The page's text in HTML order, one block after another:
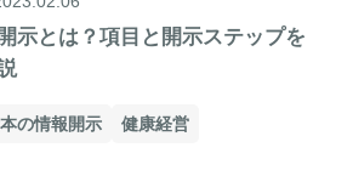
示とは？項目と開示ステップを
の情報開示 健康経営